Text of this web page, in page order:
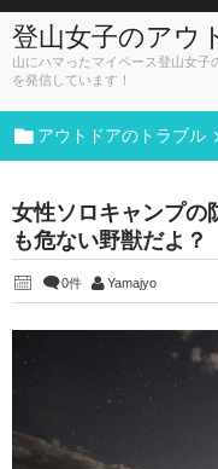
登山女子のアウ
山にハマったマイペース登山女子
を発信しています！
アウトドアのトラブル
女性ソロキャンプの
も危ない野獣だよ？
0件 Yamajyo